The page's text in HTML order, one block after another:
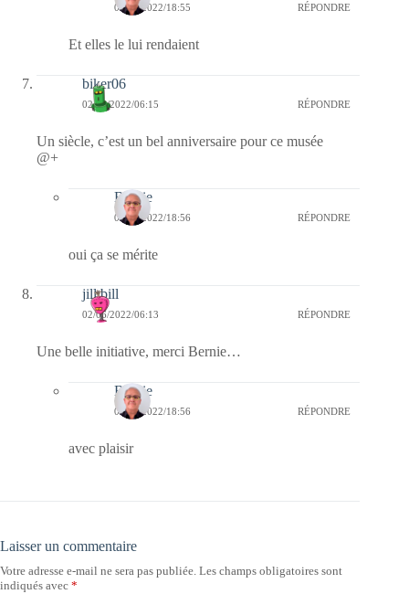
02/06/2022/18:55 RÉPONDRE
Et elles le lui rendaient
biker06
02/06/2022/06:15 RÉPONDRE
Un siècle, c’est un bel anniversaire pour ce musée
@+
Bernie
02/06/2022/18:56 RÉPONDRE
oui ça se mérite
jill bill
02/06/2022/06:13 RÉPONDRE
Une belle initiative, merci Bernie…
Bernie
02/06/2022/18:56 RÉPONDRE
avec plaisir
Laisser un commentaire
Votre adresse e-mail ne sera pas publiée. Les champs obligatoires sont
indiqués avec *